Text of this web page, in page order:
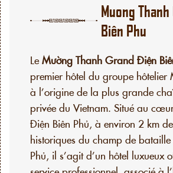
Muong
Biên Phu
LeMường Thanh Grand Điện
premier hôtel du groupe hôtelier
à l’origine de la plus grande
privée du Vietnam. Situé au
Điện Biên Phủ, à environ 2 km
historiques du champ de
Phủ, il s’agit d’un hôtel luxueux